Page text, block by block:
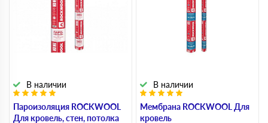
Пароизоляция ROCKWOOL
Для кровель, стен, потолка
В наличии
Мембрана ROCKWOOL Для
кровель
В наличии